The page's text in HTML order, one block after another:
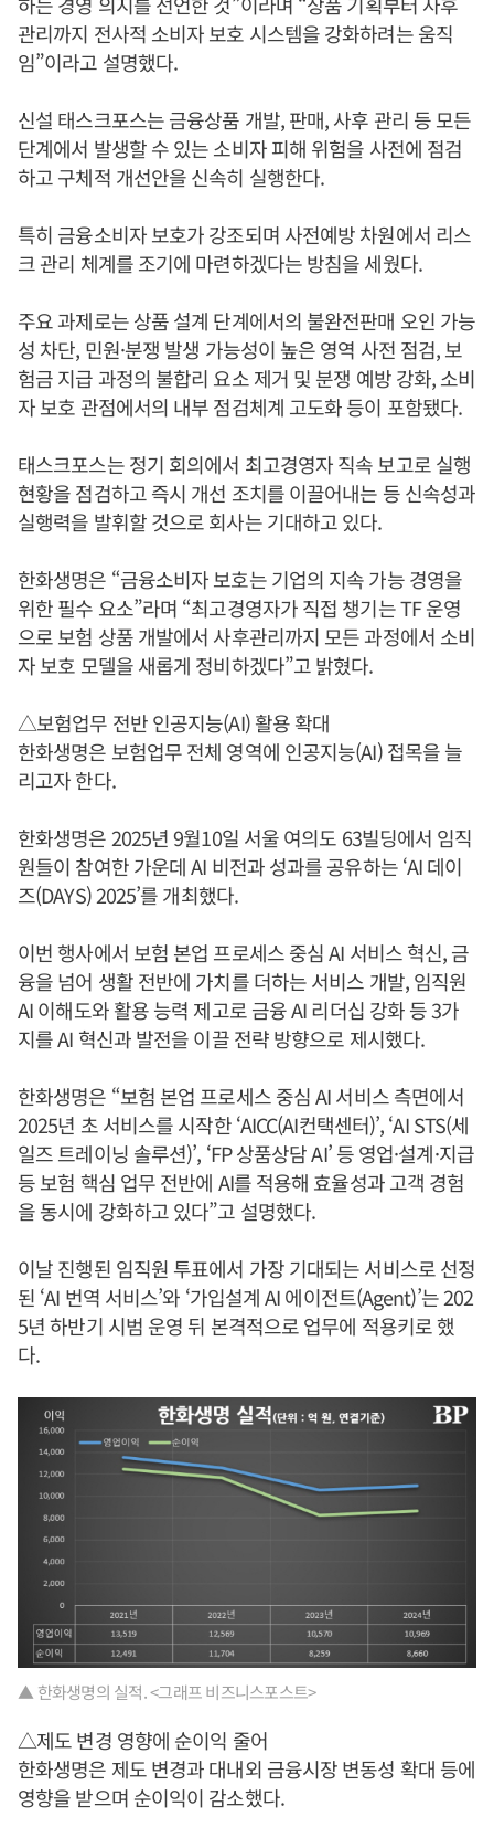
관리까지 전사적 소비자 보호 시스템을 강화하려는 움직
임”이라고 설명했다.
신설 태스크포스는 금융상품 개발, 판매, 사후 관리 등 모든
단계에서 발생할 수 있는 소비자 피해 위험을 사전에 점검
하고 구체적 개선안을 신속히 실행한다.
특히 금융소비자 보호가 강조되며 사전예방 차원에서 리스
크 관리 체계를 조기에 마련하겠다는 방침을 세웠다.
주요 과제로는 상품 설계 단계에서의 불완전판매 오인 가능
성 차단, 민원·분쟁 발생 가능성이 높은 영역 사전 점검, 보
험금 지급 과정의 불합리 요소 제거 및 분쟁 예방 강화, 소비
자 보호 관점에서의 내부 점검체계 고도화 등이 포함됐다.
태스크포스는 정기 회의에서 최고경영자 직속 보고로 실행
현황을 점검하고 즉시 개선 조치를 이끌어내는 등 신속성과
실행력을 발휘할 것으로 회사는 기대하고 있다.
한화생명은 “금융소비자 보호는 기업의 지속 가능 경영을
위한 필수 요소”라며 “최고경영자가 직접 챙기는 TF 운영
으로 보험 상품 개발에서 사후관리까지 모든 과정에서 소비
자 보호 모델을 새롭게 정비하겠다”고 밝혔다.
△보험업무 전반 인공지능(AI) 활용 확대
한화생명은 보험업무 전체 영역에 인공지능(AI) 접목을 늘
리고자 한다.
한화생명은 2025년 9월10일 서울 여의도 63빌딩에서 임직
원들이 참여한 가운데 AI 비전과 성과를 공유하는 ‘AI 데이
즈(DAYS) 2025’를 개최했다.
이번 행사에서 보험 본업 프로세스 중심 AI 서비스 혁신, 금
융을 넘어 생활 전반에 가치를 더하는 서비스 개발, 임직원
AI 이해도와 활용 능력 제고로 금융 AI 리더십 강화 등 3가
지를 AI 혁신과 발전을 이끌 전략 방향으로 제시했다.
한화생명은 “보험 본업 프로세스 중심 AI 서비스 측면에서
2025년 초 서비스를 시작한 ‘AICC(AI컨택센터)’, ‘AI STS(세
일즈 트레이닝 솔루션)’, ‘FP 상품상담 AI’ 등 영업·설계·지급
등 보험 핵심 업무 전반에 AI를 적용해 효율성과 고객 경험
을 동시에 강화하고 있다”고 설명했다.
이날 진행된 임직원 투표에서 가장 기대되는 서비스로 선정
된 ‘AI 번역 서비스’와 ‘가입설계 AI 에이전트(Agent)’는 202
5년 하반기 시범 운영 뒤 본격적으로 업무에 적용키로 했
다.
▲ 한화생명의 실적. <그래프 비즈니스포스트>
△제도 변경 영향에 순이익 줄어
한화생명은 제도 변경과 대내외 금융시장 변동성 확대 등에
영향을 받으며 순이익이 감소했다.